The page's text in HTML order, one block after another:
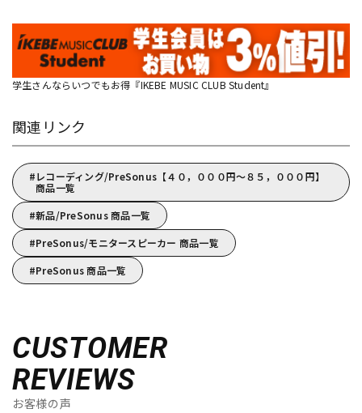
学生さんならいつでもお得『IKEBE MUSIC CLUB Student』
関連リンク
レコーディング/PreSonus【４０，０００円～８５，０００円】
商品一覧
新品/PreSonus 商品一覧
PreSonus/モニタースピーカー 商品一覧
PreSonus 商品一覧
CUSTOMER
REVIEWS
お客様の声